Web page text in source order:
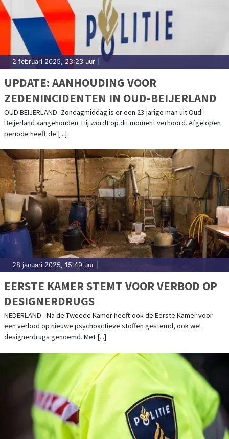
2 februari 2025, 23:23 uur
UPDATE: AANHOUDING VOOR
ZEDENINCIDENTEN IN OUD-BEIJERLAND
OUD BEIJERLAND -Zondagmiddag is er een 23-jarige man uit Oud-
Beijerland aangehouden. Hij wordt op dit moment verhoord. Afgelopen
periode heeft de [...]
28 januari 2025, 15:49 uur
EERSTE KAMER STEMT VOOR VERBOD OP
DESIGNERDRUGS
NEDERLAND - Na de Tweede Kamer heeft ook de Eerste Kamer voor
een verbod op nieuwe psychoactieve stoffen gestemd, ook wel
designerdrugs genoemd. Met [...]